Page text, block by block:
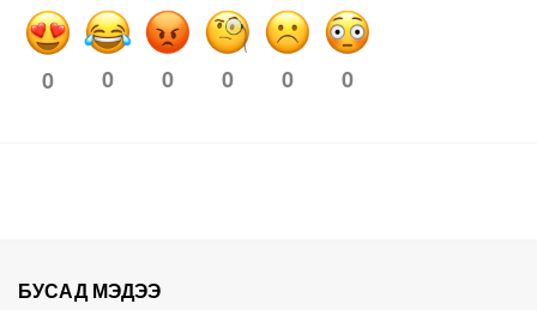
0 0 0 0 0 0
БУСАД МЭДЭЭ